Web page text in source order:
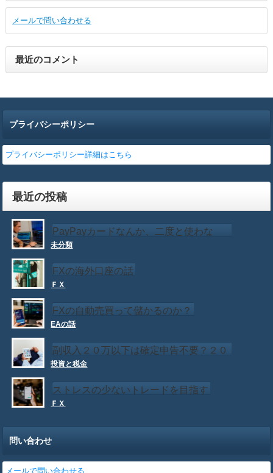
メールで問い合わせる
最近のコメント
プライバシーポリシー
プライバシーポリシー詳細はこちら
最近の投稿
PayPayカードなんか、二度と使わな
い！！
未分類
FXの海外口座の話
ＦＸ
FXの自動売買って儲かるのか？
EAの話
副収入２０万以下は確定申告不要？２０
万以下でも確定申告が必要な場合もある
投資と税金
ストレスの少ないトレードを目指す
ＦＸ
問い合わせ
メールで問い合わせる